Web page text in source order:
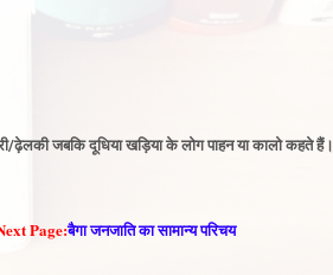
ढ़ेलकी जबकि दूधियाखड़ियाके लोग पाहन या कालो कहते हैं।
Page:बैगा जनजाति का सामान्य परिचय